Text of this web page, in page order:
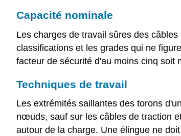
Capacité nominale
Les charges de travail sûres des
classifications et les grades qui ne
facteur de sécurité d'au moins cinq soit
Techniques de travail
Les extrémités saillantes des torons
nœuds, sauf sur les câbles de traction
autour de la charge. Une élingue ne